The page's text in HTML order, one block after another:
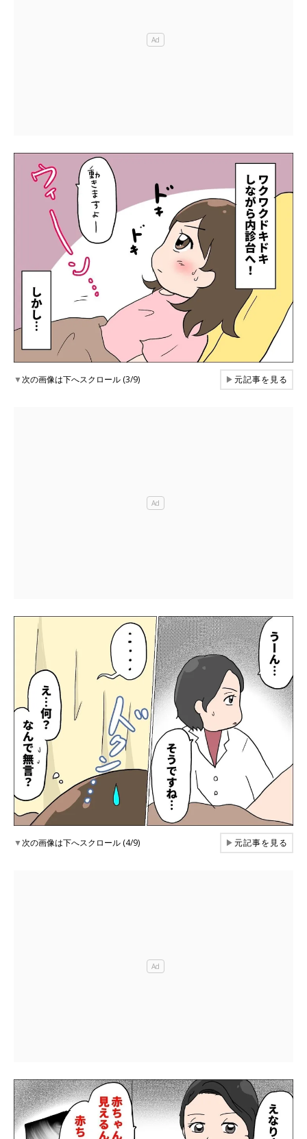
▼次の画像は下へスクロール (3/9) ▶元記事を見る
▼次の画像は下へスクロール (4/9) ▶元記事を見る